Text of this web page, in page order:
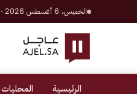
الخميس، 6 أغسطس 2026 · 23 صفر 1448 هـ
الرئيسية المحليات